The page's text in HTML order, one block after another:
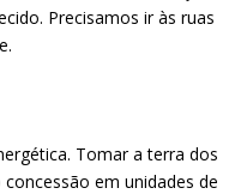
Precisamos ir às ruas
Tomar a terra dos
em unidades de